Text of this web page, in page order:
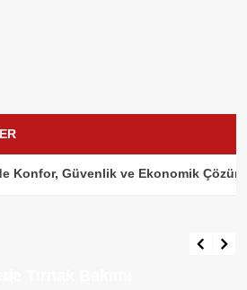
Güvenlik ve Ekonomik Çözüm
Tırnak Bakımı
Kedi Neden Miyavlar?